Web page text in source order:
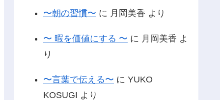
〜朝の習慣〜 に 月岡美香 より
〜 暇を価値にする 〜 に 月岡美香 よ
り
〜言葉で伝える〜 に YUKO
KOSUGI より